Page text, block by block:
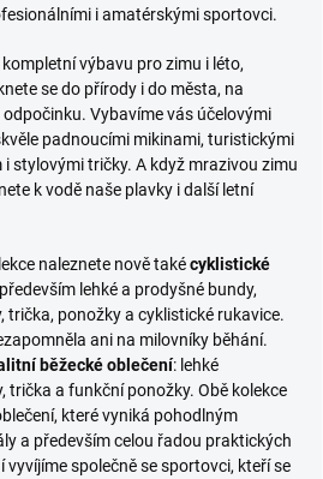
i amatérskými sportovci.
výbavu pro zimu i léto,
se do přírody i do města, na
Vybavíme vás účelovými
padnoucími mikinami, turistickými
stylovými tričky. A když mrazivou zimu
k vodě naše plavky i další letní
naleznete nově takécyklistické
lehké a prodyšné bundy,
trička, ponožky a cyklistické rukavice.
ani na milovníky běhání.
běžecké oblečení: lehké
trička a funkční ponožky. Obě kolekce
které vyniká pohodlným
a především celou řadou praktických
vyvíjíme společně se sportovci, kteří se